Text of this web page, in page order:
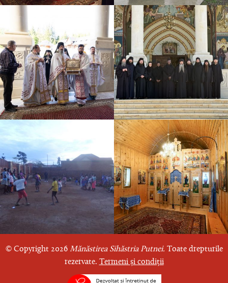
© Copyright 2026 Mănăstirea Sihăstria Putnei. Toate drepturile
rezervate. Termeni și condiții